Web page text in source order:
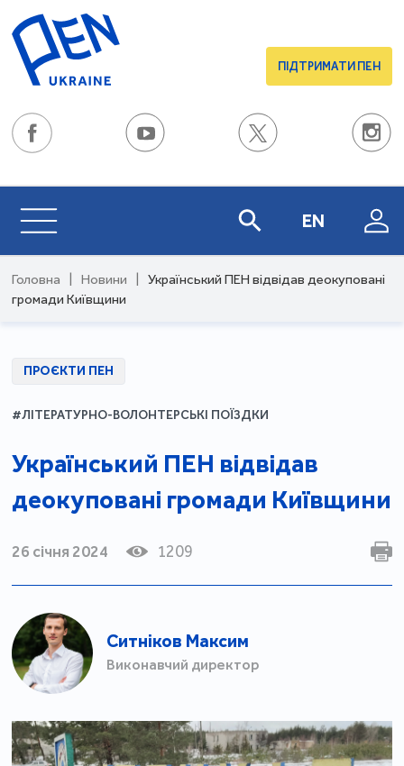
ПІДТРИМАТИ ПЕН
EN
Головна Новини
Український ПЕН відвідав деокуповані
громади Київщини
ПРОЄКТИ ПЕН
#ЛІТЕРАТУРНО-ВОЛОНТЕРСЬКІ ПОЇЗДКИ
Український ПЕН відвідав
деокуповані громади Київщини
26 січня 2024 1209
Ситніков Максим
Виконавчий директор